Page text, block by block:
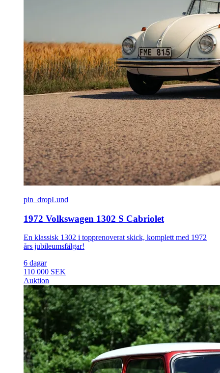
pin_dropLund
1972 Volkswagen 1302 S Cabriolet
En klassisk 1302 i topprenoverat skick, komplett med 1972
års jubileumsfälgar!
6 dagar
110 000 SEK
Auktion